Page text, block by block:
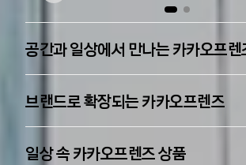
공간과 일상에서 만나는 카카오프렌
브랜드로 확장되는 카카오프렌즈
일상 속 카카오프렌즈 상품